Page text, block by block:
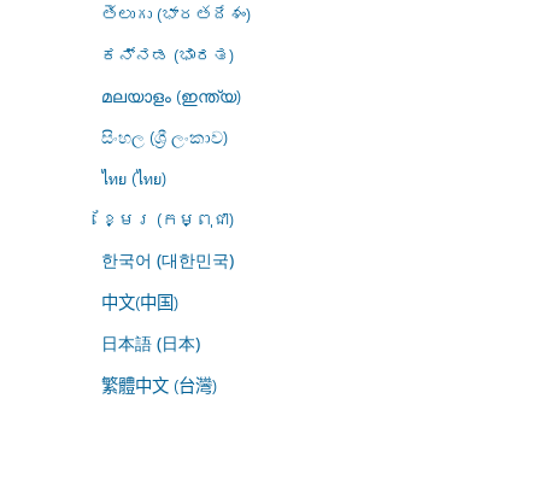
తెలుగు (భారతదేశం)
ಕನ್ನಡ (ಭಾರತ)
മലയാളം (ഇന്ത്യ)
සිංහල (ශ්‍රී ලංකාව)
ไทย (ไทย)
ខ្មែរ (កម្ពុជា)
한국어 (대한민국)
中文(中国)
日本語 (日本)
繁體中文 (台灣)